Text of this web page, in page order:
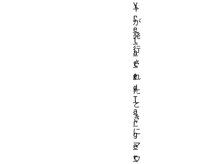
ト
が
発
行
さ
れ
た
と
き
に
マ
ウ
Y
r
e
l
a
t
e
d
T
a
r
g
e
t